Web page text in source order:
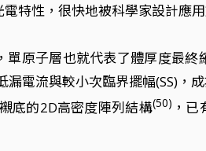
特性，很快地被科學家設計應
原子層也就代表了體厚度最
電流與較小次臨界擺幅(SS)，
底的2D高密度陣列結構(50) ，